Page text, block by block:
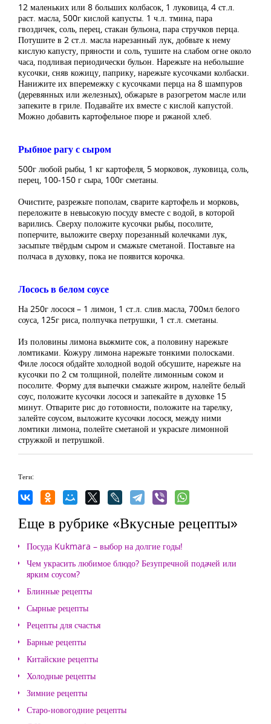
12 маленьких или 8 больших колбасок, 1 луковица, 4 ст.л.
раст. масла, 500г кислой капусты. 1 ч.л. тмина, пара
гвоздичек, соль, перец, стакан бульона, пара стручков перца.
Потушите в 2 ст.л. масла нарезанный лук, добвьте к нему
кислую капусту, пряности и соль, тушите на слабом огне около
часа, подливая периодически бульон. Нарежьте на небольшие
кусочки, сняв кожицу, паприку, нарежьте кусочками колбаски.
Нанижите их вперемежку с кусочками перца на 8 шампуров
(деревянных или железных), обжарьте в разогретом масле или
запеките в гриле. Подавайте их вместе с кислой капустой.
Можно добавить картофельное пюре и ржаной хлеб.
Рыбное рагу с сыром
500г любой рыбы, 1 кг картофеля, 5 морковок, луковица, соль,
перец, 100-150 г сыра, 100г сметаны.
Очистите, разрежьте пополам, сварите картофель и морковь,
переложите в невысокую посуду вместе с водой, в которой
варились. Сверху положите кусочки рыбы, посолите,
поперчите, выложите сверху порезанный колечками лук,
засыпьте твёрдым сыром и смажьте сметаной. Поставьте на
полчаса в духовку, пока не появится корочка.
Лосось в белом соусе
На 250г лосося – 1 лимон, 1 ст.л. слив.масла, 700мл белого
соуса, 125г риса, полпучка петрушки, 1 ст.л. сметаны.
Из половины лимона выжмите сок, а половину нарежьте
ломтиками. Кожуру лимона нарежьте тонкими полосками.
Филе лосося обдайте холодной водой обсушите, нарежьте на
кусочки по 2 см толщиной, полейте лимонным соком и
посолите. Форму для выпечки смажьте жиром, налейте белый
соус, положите кусочки лосося и запекайте в духовке 15
минут. Отварите рис до готовности, положите на тарелку,
залейте соусом, выложите кусочки лосося, между ними
ломтики лимона, полейте сметаной и украсьте лимонной
стружкой и петрушкой.
Теги:
Еще в рубрике «Вкусные рецепты»
Посуда Kukmara – выбор на долгие годы!
Чем украсить любимое блюдо? Безупречной подачей или
ярким соусом?
Блинные рецепты
Сырные рецепты
Рецепты для счастья
Барные рецепты
Китайские рецепты
Холодные рецепты
Зимние рецепты
Старо-новогодние рецепты